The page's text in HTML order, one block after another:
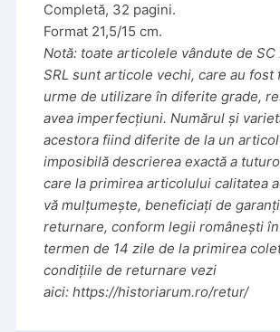
Completă, 32 pagini.
Format 21,5/15 cm.
Notă: toate articolele vândute de
SRL sunt articole vechi, care au fost
urme de utilizare în diferite grade,
avea imperfecțiuni. Numărul și
acestora fiind diferite de la un
imposibilă descrierea exactă a
care la primirea articolului calitatea
vă mulțumește, beneficiați de
returnare, conform legii românești
termen de 14 zile de la primirea
condițiile de returnare vezi
aici:https://historiarum.ro/retur/